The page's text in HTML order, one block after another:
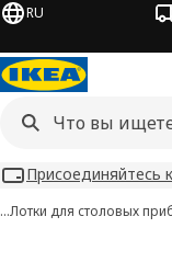
RU
Присоединяйтесь
…Лотки для столовых